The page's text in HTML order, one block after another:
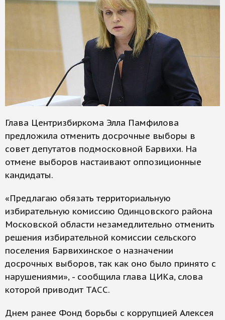
Глава Центризбиркома Элла Памфилова
предложила отменить досрочные выборы в
совет депутатов подмосковной Барвихи. На
отмене выборов настаивают оппозиционные
кандидаты.
«Предлагаю обязать территориальную
избирательную комиссию Одинцовского района
Московской области незамедлительно отменить
решения избирательной комиссии сельского
поселения Барвихинское о назначении
досрочных выборов, так как оно было принято с
нарушениями», - сообщила глава ЦИКа, слова
которой приводит ТАСС.
Днем ранее Фонд борьбы с коррупцией Алексея